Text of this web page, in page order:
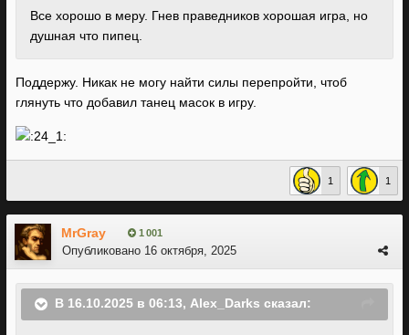
Все хорошо в меру. Гнев праведников хорошая игра, но
душная что пипец.
Поддержу. Никак не могу найти силы перепройти, чтоб
глянуть что добавил танец масок в игру.
1 1
MrGray 1 001
Опубликовано 16 октября, 2025
В 16.10.2025 в 06:13, Alex_Darks сказал: